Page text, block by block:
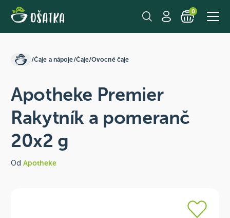
0
/Čaje a nápoje/Čaje/Ovocné čaje
Apotheke Premier
Rakytník a pomeranč
20x2 g
Od Apotheke